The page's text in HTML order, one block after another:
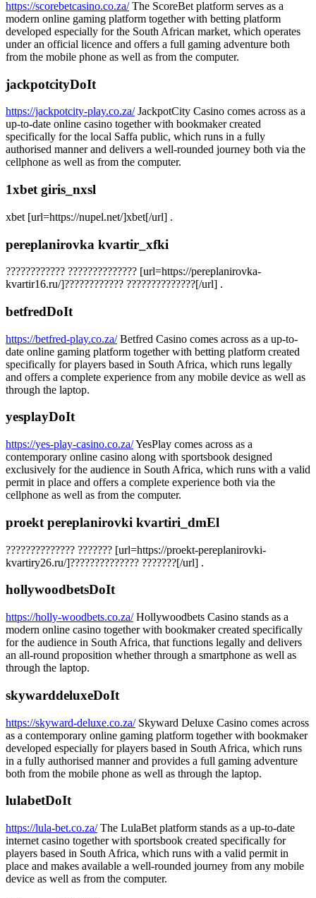
https://scorebetcasino.co.za/The ScoreBet platform serves as a
modern online gaming platform together with betting platform
developed especially for the South African market, which operates
under an official licence and offers a full gaming adventure both
from the mobile phone as well as from the computer.
jackpotcityDoIt
https://jackpotcity-play.co.za/JackpotCity Casino comes across as a
up-to-date online casino together with bookmaker created
specifically for the local Saffa public, which runs in a fully
authorised manner and delivers a well-rounded journey both via the
cellphone as well as from the computer.
1xbet giris_nxsl
xbet [url=https://nupel.net/]xbet[/url] .
pereplanirovka kvartir_xfki
???????????? ?????????????? [url=https://pereplanirovka-
kvartir16.ru/]???????????? ??????????????[/url] .
betfredDoIt
https://betfred-play.co.za/Betfred Casino comes across as a up-to-
date online gaming platform together with betting platform created
specifically for players based in South Africa, which runs legally
and offers a complete experience from any mobile device as well as
through the laptop.
yesplayDoIt
https://yes-play-casino.co.za/YesPlay comes across as a
contemporary online casino along with sportsbook designed
exclusively for the audience in South Africa, which runs with a valid
permit in place and offers a complete experience both via the
cellphone as well as from the computer.
proekt pereplanirovki kvartiri_dmEl
?????????????? ??????? [url=https://proekt-pereplanirovki-
kvartiry26.ru/]?????????????? ???????[/url] .
hollywoodbetsDoIt
https://holly-woodbets.co.za/Hollywoodbets Casino stands as a
modern online casino together with bookmaker created specifically
for the audience in South Africa, that functions legally and delivers
an all-round proposition whether through a smartphone as well as
through the laptop.
skywarddeluxeDoIt
https://skyward-deluxe.co.za/Skyward Deluxe Casino comes across
as a contemporary online gaming platform together with bookmaker
developed especially for players based in South Africa, which runs
in a fully authorised manner and provides a full gaming adventure
both from the mobile phone as well as through the laptop.
lulabetDoIt
https://lula-bet.co.za/The LulaBet platform stands as a up-to-date
internet casino together with sportsbook created specifically for
players based in South Africa, which runs with a valid permit in
place and makes available a well-rounded journey from any mobile
device as well as from the computer.